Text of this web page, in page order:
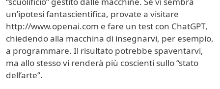
un’ipotesi fantascientifica, provate a visitare
http://www.openai.com e fare un test con ChatGPT,
chiedendo alla macchina di insegnarvi, per esempio,
a programmare. Il risultato potrebbe spaventarvi,
ma allo stesso vi renderà più coscienti sullo “stato
dell’arte”.